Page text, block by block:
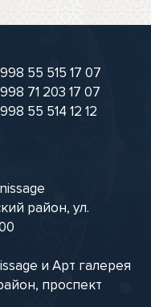
55 515 17 07
71 203 17 07
55 514 12 12
район, ул.
и Арт галерея
проспект